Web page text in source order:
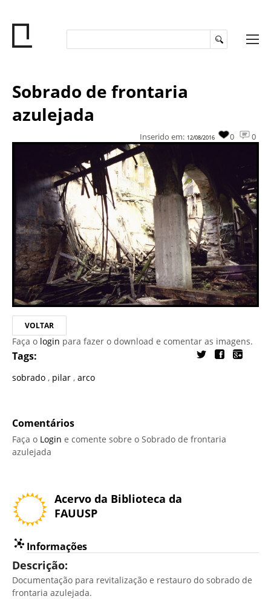
Sobrado de frontaria
azulejada
0
0
Inserido em: 12/08/2016
VOLTAR
Faça o login para fazer o download e comentar as imagens.
Tags:
sobrado , pilar , arco
Comentários
Faça o Login e comente sobre o Sobrado de frontaria
azulejada
Acervo da Biblioteca da
FAUUSP
Informações
Descrição:
Documentação para revitalização e restauro do sobrado de
frontaria azulejada.